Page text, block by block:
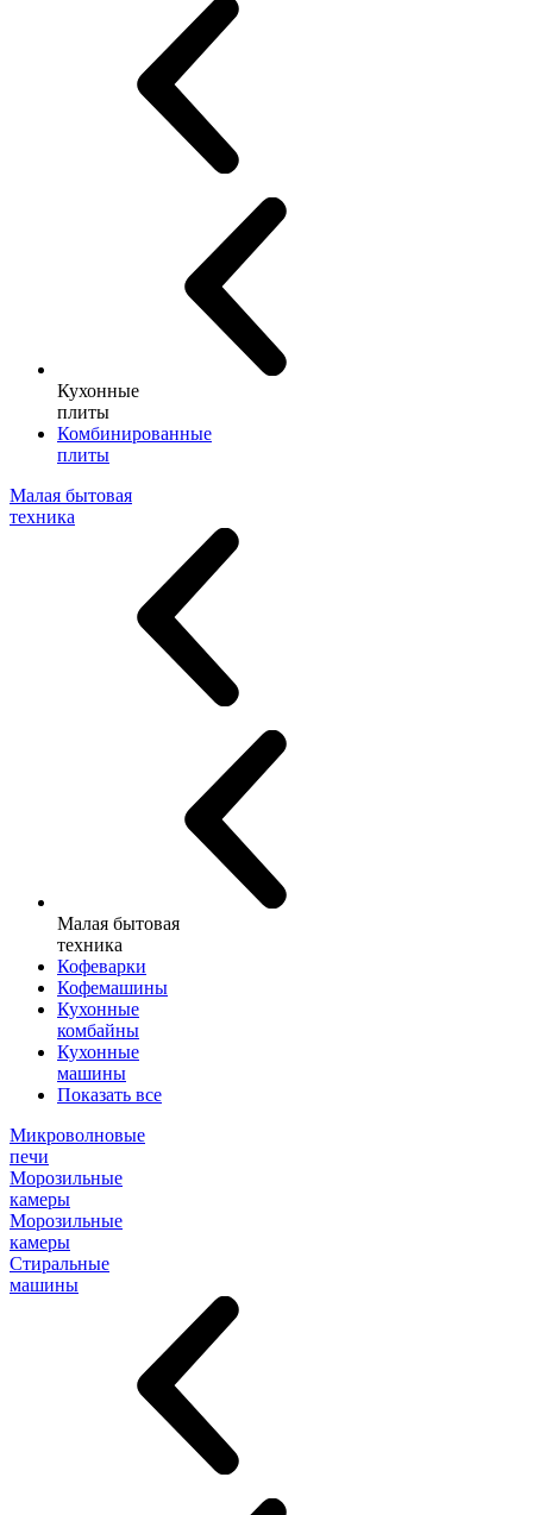
Кухонные
плиты
Комбинированные
плиты
Малая бытовая
техника
Малая бытовая
техника
Кофеварки
Кофемашины
Кухонные
комбайны
Кухонные
машины
Показать все
Микроволновые
печи
Морозильные
камеры
Морозильные
камеры
Стиральные
машины